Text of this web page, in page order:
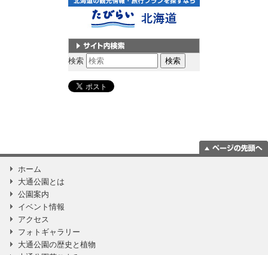
サイト内検索
検索
ホーム
大通公園とは
公園案内
イベント情報
アクセス
フォトギャラリー
大通公園の歴史と植物